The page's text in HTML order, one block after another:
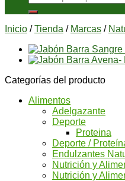
por:
Inicio / Tienda / Marcas /
Categorías del producto
Alimentos
Adelgazante
Deporte
Proteina
Deporte /
Endulzantes
Nutrición y
Nutrición y